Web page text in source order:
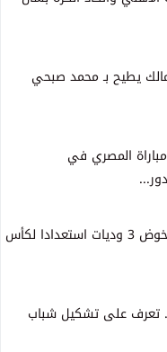
يطيح بـ محمد صبحي
مباراة المصري في
المنتخب المصري يخوض 3 وديات استعدادا لكأس
على تشكيل شباب